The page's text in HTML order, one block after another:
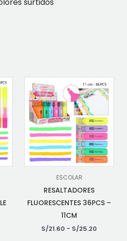
surtidos
ESCOLAR
RESALTADORES
FLUORESCENTES 36PCS –
11CM
S/21.60 - S/25.20